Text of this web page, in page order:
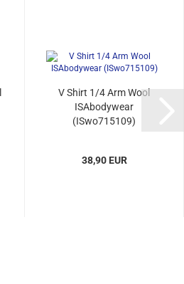
V Shirt 1/4 Arm Wool
ISAbodywear
(ISwo715109)
38,90 EUR